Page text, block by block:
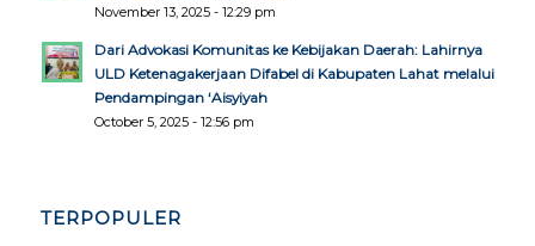
November 13, 2025 - 12:29 pm
Dari Advokasi Komunitas ke Kebijakan Daerah: Lahirnya
ULD Ketenagakerjaan Difabel di Kabupaten Lahat melalui
Pendampingan ‘Aisyiyah
October 5, 2025 - 12:56 pm
TERPOPULER